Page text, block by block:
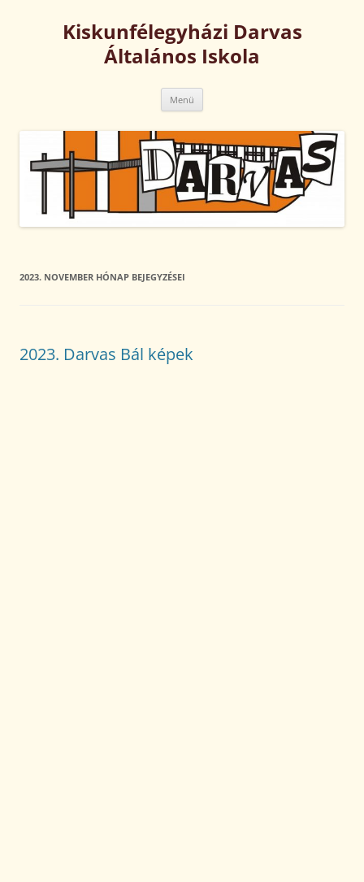
tartalombaKiskunfélegyházi Darvas
Általános Iskola
Menü
2023. NOVEMBER HÓNAP BEJEGYZÉSEI
2023. Darvas Bál képek